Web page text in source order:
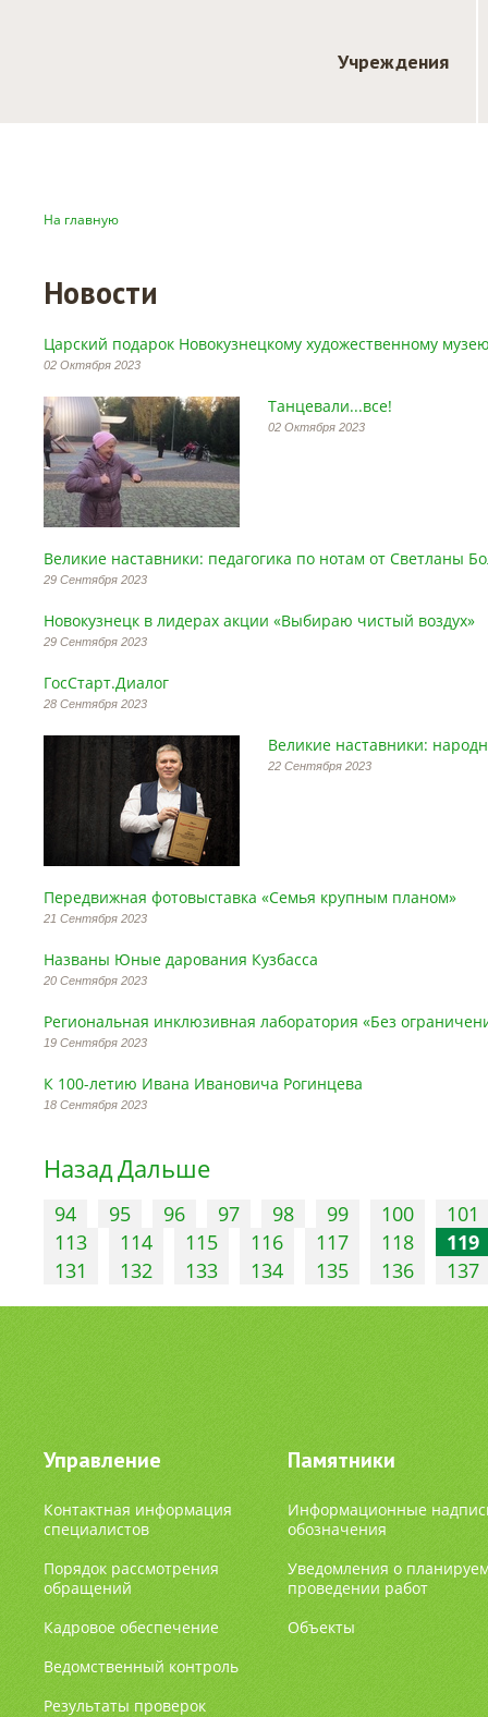
Учреждения
На главную
Новости
Царский подарок Новокузнецкому художественному
02 Октября 2023
Танцевали...все!
02 Октября 2023
Великие наставники: педагогика по нотам от Светланы
29 Сентября 2023
Новокузнецк в лидерах акции «Выбираю чистый воздух»
29 Сентября 2023
ГосСтарт.Диалог
28 Сентября 2023
Великие наставники:
22 Сентября 2023
Передвижная фотовыставка «Семья крупным планом»
21 Сентября 2023
Названы Юные дарования Кузбасса
20 Сентября 2023
Региональная инклюзивная лаборатория «Без
19 Сентября 2023
К 100-летию Ивана Ивановича Рогинцева
18 Сентября 2023
НазадДальше
94 95 96 97 98 99 100
101
113
114 115 116 117 118
119
131
132 133 134 135 136 137
Управление
Контактная информация
специалистов
Порядок рассмотрения
обращений
Кадровое обеспечение
Ведомственный контроль
Результаты проверок
Памятники
Информационные
обозначения
Уведомления о
проведении работ
Объекты